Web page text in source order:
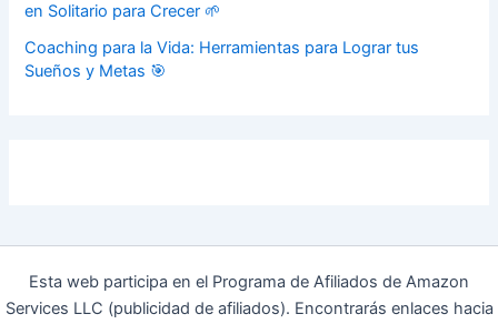
en Solitario para Crecer 🌱
Coaching para la Vida: Herramientas para Lograr tus
Sueños y Metas 🎯
Esta web participa en el Programa de Afiliados de Amazon
Services LLC (publicidad de afiliados). Encontrarás enlaces hacia